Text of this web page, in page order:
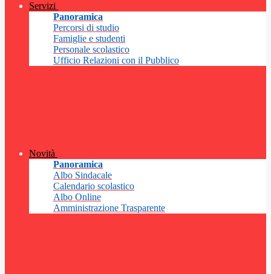
Servizi
Panoramica
Percorsi di studio
Famiglie e studenti
Personale scolastico
Ufficio Relazioni con il Pubblico
Novità
Panoramica
Albo Sindacale
Calendario scolastico
Albo Online
Amministrazione Trasparente